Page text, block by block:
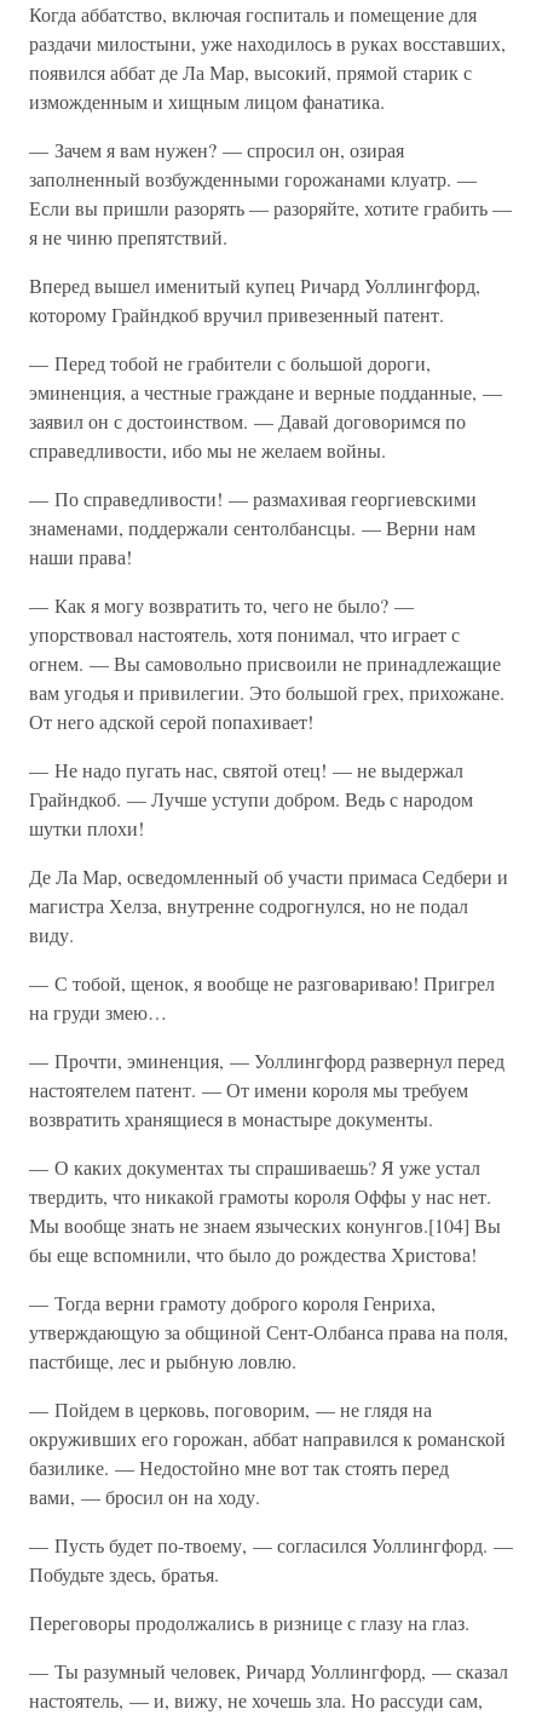
Когда аббатство, включая госпиталь и помещение для
раздачи милостыни, уже находилось в руках восставших,
появился аббат де Ла Мар, высокий, прямой старик с
изможденным и хищным лицом фанатика.
— Зачем я вам нужен? — спросил он, озирая
заполненный возбужденными горожанами клуатр. —
Если вы пришли разорять — разоряйте, хотите грабить —
я не чиню препятствий.
Вперед вышел именитый купец Ричард Уоллингфорд,
которому Грайндкоб вручил привезенный патент.
— Перед тобой не грабители с большой дороги,
эминенция, а честные граждане и верные подданные, —
заявил он с достоинством. — Давай договоримся по
справедливости, ибо мы не желаем войны.
— По справедливости! — размахивая георгиевскими
знаменами, поддержали сентолбансцы. — Верни нам
наши права!
— Как я могу возвратить то, чего не было? —
упорствовал настоятель, хотя понимал, что играет с
огнем. — Вы самовольно присвоили не принадлежащие
вам угодья и привилегии. Это большой грех, прихожане.
От него адской серой попахивает!
— Не надо пугать нас, святой отец! — не выдержал
Грайндкоб. — Лучше уступи добром. Ведь с народом
шутки плохи!
Де Ла Мар, осведомленный об участи примаса Седбери и
магистра Хелза, внутренне содрогнулся, но не подал
виду.
— С тобой, щенок, я вообще не разговариваю! Пригрел
на груди змею…
— Прочти, эминенция, — Уоллингфорд развернул перед
настоятелем патент. — От имени короля мы требуем
возвратить хранящиеся в монастыре документы.
— О каких документах ты спрашиваешь? Я уже устал
твердить, что никакой грамоты короля Оффы у нас нет.
Мы вообще знать не знаем языческих конунгов.[104] Вы
бы еще вспомнили, что было до рождества Христова!
— Тогда верни грамоту доброго короля Генриха,
утверждающую за общиной Сент-Олбанса права на поля,
пастбище, лес и рыбную ловлю.
— Пойдем в церковь, поговорим, — не глядя на
окруживших его горожан, аббат направился к романской
базилике. — Недостойно мне вот так стоять перед
вами, — бросил он на ходу.
— Пусть будет по-твоему, — согласился Уоллингфорд. —
Побудьте здесь, братья.
Переговоры продолжались в ризнице с глазу на глаз.
— Ты разумный человек, Ричард Уоллингфорд, — сказал
настоятель, — и, вижу, не хочешь зла. Но рассуди сам,